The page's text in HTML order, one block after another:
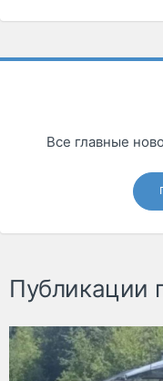
Все главные
Публикации